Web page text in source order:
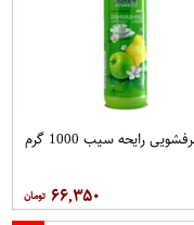
مایع ظرفشویی رایحه سیب 1000 گرم
۶۶,۳۵۰